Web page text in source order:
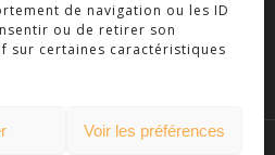
de navigation ou les ID
ou de retirer son
sur certaines caractéristiques
Voir les préférences